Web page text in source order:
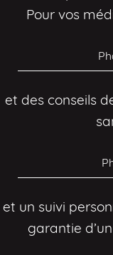
Pour vos
et des conseils
et un suivi
garantie